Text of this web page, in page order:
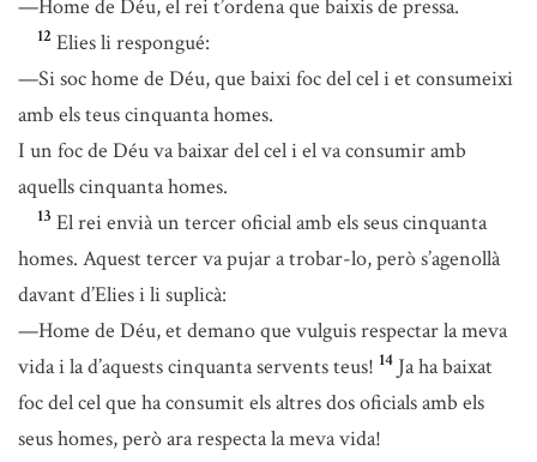
—Home de Déu, el rei t’ordena que baixis de pressa.
12 Elies li respongué:
—Si soc home de Déu, que baixi foc del cel i et consumeixi
amb els teus cinquanta homes.
I un foc de Déu va baixar del cel i el va consumir amb
aquells cinquanta homes.
13 El rei envià un tercer oficial amb els seus cinquanta
homes. Aquest tercer va pujar a trobar-lo, però s’agenollà
davant d’Elies i li suplicà:
—Home de Déu, et demano que vulguis respectar la meva
vida i la d’aquests cinquanta servents teus! 14 Ja ha baixat
foc del cel que ha consumit els altres dos oficials amb els
seus homes, però ara respecta la meva vida!